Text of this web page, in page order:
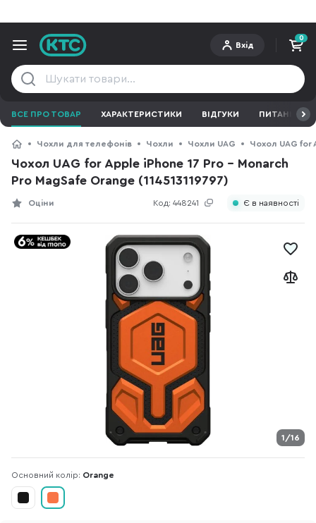
Вхід
0
ВСЕ ПРО ТОВАР ХАРАКТЕРИСТИКИ ВІДГУКИ ПИТАННЯ ТА
Чохли для телефонів Чохли Чохли UAG Чохол UAG for
Чохол UAG for Apple iPhone 17 Pro - Monarch
Pro MagSafe Orange (114513119797)
Код: 448241
Оціни Є в наявності
1/16
Основний колір: Orange